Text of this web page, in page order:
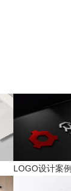
LOGO设计案例